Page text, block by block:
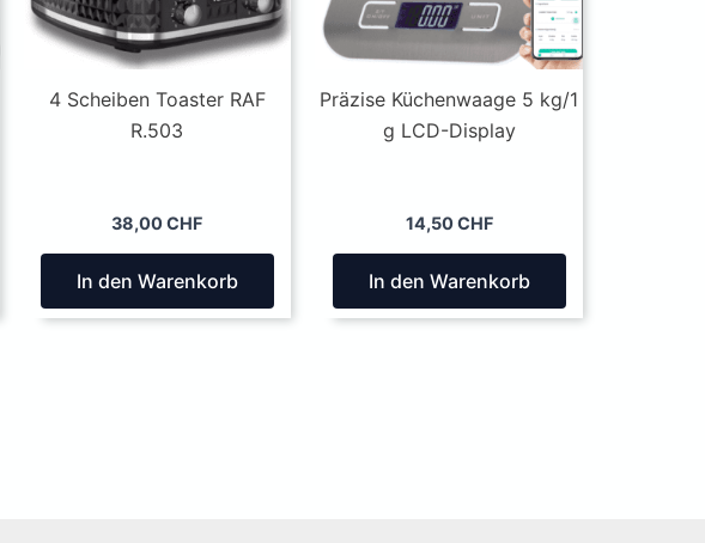
4 Scheiben Toaster RAF
R.503
38,00CHF
In den Warenkorb
Präzise Küchenwaage 5 kg/1
g LCD-Display
14,50CHF
In den Warenkorb